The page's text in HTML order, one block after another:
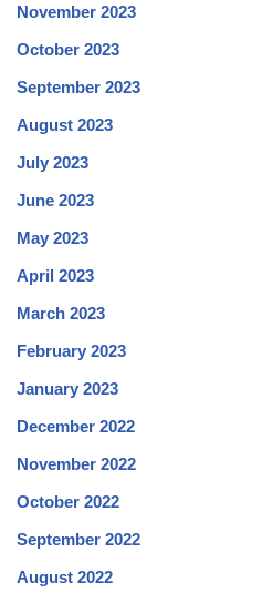
November 2023
October 2023
September 2023
August 2023
July 2023
June 2023
May 2023
April 2023
March 2023
February 2023
January 2023
December 2022
November 2022
October 2022
September 2022
August 2022